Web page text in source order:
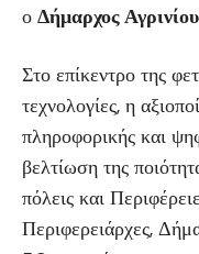
ο Δήμαρχος
Στο επίκεντρο της
τεχνολογίες, η
πληροφορικής και
βελτίωση της
πόλεις και
Περιφερειάρχες,